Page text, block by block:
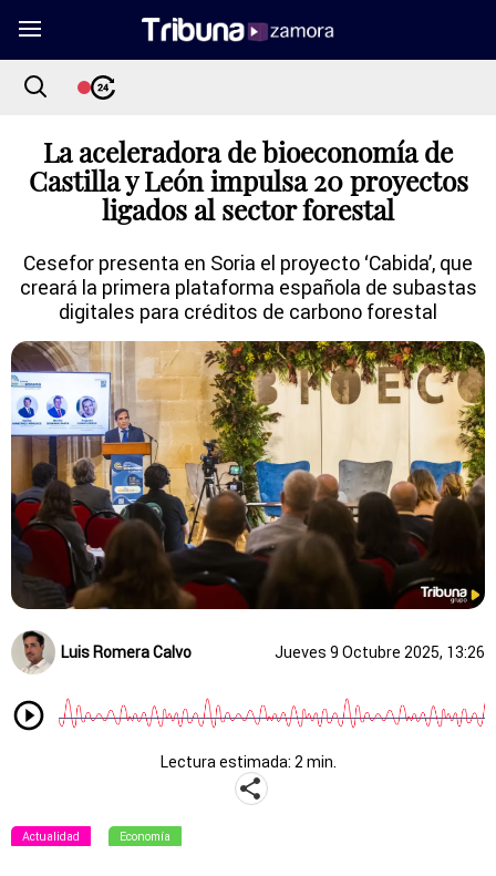
La aceleradora de bioeconomía de
Castilla y León impulsa 20 proyectos
ligados al sector forestal
Cesefor presenta en Soria el proyecto ‘Cabida’, que
creará la primera plataforma española de subastas
digitales para créditos de carbono forestal
Luis Romera Calvo Jueves 9 Octubre 2025, 13:26
Lectura estimada: 2 min.
Actualidad Economía